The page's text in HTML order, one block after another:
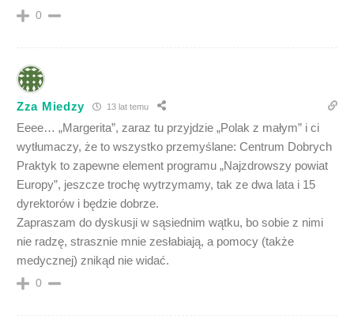
0
Zza Miedzy 13 lat temu
Eeee… „Margerita”, zaraz tu przyjdzie „Polak z małym” i ci
wytłumaczy, że to wszystko przemyślane: Centrum Dobrych
Praktyk to zapewne element programu „Najzdrowszy powiat
Europy”, jeszcze trochę wytrzymamy, tak ze dwa lata i 15
dyrektorów i będzie dobrze.
Zapraszam do dyskusji w sąsiednim wątku, bo sobie z nimi
nie radzę, strasznie mnie zesłabiają, a pomocy (także
medycznej) znikąd nie widać.
0